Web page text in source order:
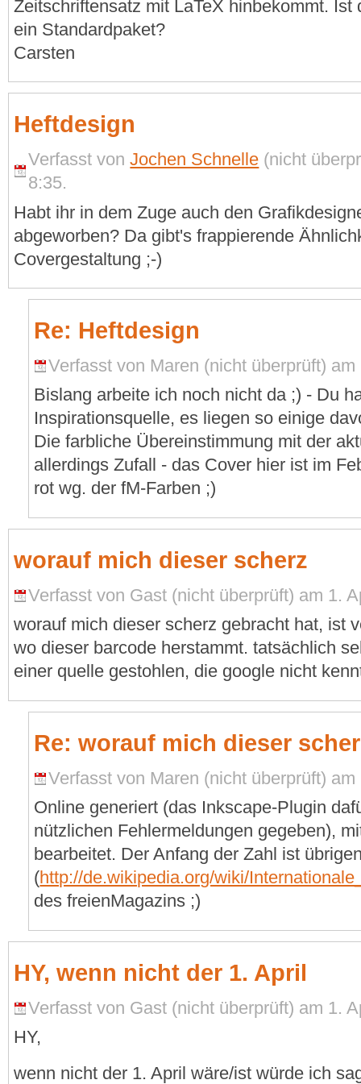
Zeitschriftensatz mit LaTeX hinbekommt. Ist
ein Standardpaket?
Carsten
Heftdesign
Verfasst vonJochen Schnelle (nicht
8:35.
Habt ihr in dem Zuge auch den
abgeworben? Da gibt's frappierende
Covergestaltung ;-)
Re: Heftdesign
Verfasst von Maren (nicht überprüft)
Bislang arbeite ich noch nicht da ;) - Du
Inspirationsquelle, es liegen so einige
Die farbliche Übereinstimmung mit der
allerdings Zufall - das Cover hier ist im
rot wg. der fM-Farben ;)
worauf mich dieser scherz
Verfasst von Gast (nicht überprüft) am 1.
worauf mich dieser scherz gebracht hat, ist
wo dieser barcode herstammt. tatsächlich
einer quelle gestohlen, die google nicht
Re: worauf mich dieser
Verfasst von Maren (nicht überprüft)
Online generiert (das Inkscape-Plugin
nützlichen Fehlermeldungen gegeben),
bearbeitet. Der Anfang der Zahl ist
(http://de.wikipedia.org/wiki/
des freienMagazins ;)
HY, wenn nicht der 1. April
Verfasst von Gast (nicht überprüft) am 1.
HY,
wenn nicht der 1. April wäre/ist würde ich